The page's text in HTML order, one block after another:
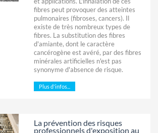
fibres peut provoquer des atteintes
pulmonaires (fibroses, cancers). Il
existe de très nombreux types de
fibres. La substitution des fibres
d'amiante, dont le caractère
cancérogène est avéré, par des fibres
minérales artificielles n'est pas
synonyme d'absence de risque.
Plus d'infos...
La prévention des risques
professionnels d'exposition au